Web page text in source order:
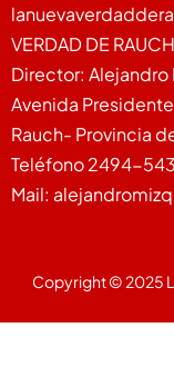
VERDAD DE RAUCH
Director: Alejandro
Avenida Presidente
Rauch- Provincia
Teléfono 2494-
Mail:
Copyright © 2025